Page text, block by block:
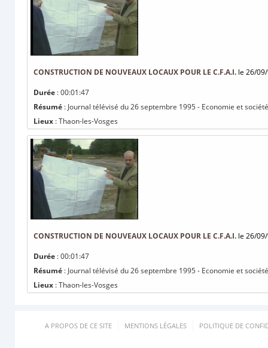
CONSTRUCTION DE NOUVEAUX LOCAUX POUR LE C.F.A.I. le 26/
Durée : 00:01:47
Résumé : Journal télévisé du 26 septembre 1995 - Economie et
Lieux : Thaon-les-Vosges
CONSTRUCTION DE NOUVEAUX LOCAUX POUR LE C.F.A.I. le 26/
Durée : 00:01:47
Résumé : Journal télévisé du 26 septembre 1995 - Economie et
Lieux : Thaon-les-Vosges
A PROPOS DE CE SITE MENTIONS LÉGALES POLITIQUE DE